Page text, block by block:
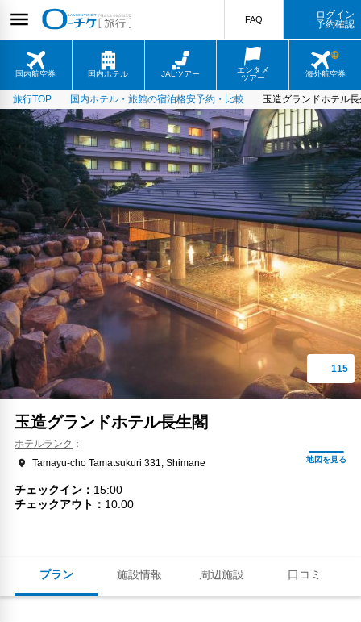
国内航空券 国内ホテル JALツアー
エンタメ
ツアー
海外航空券
FAQ
ログイン
予約確認
旅行TOP 国内ホテル・旅館の宿泊格安予約・比較 玉造グランドホテル
プラン 施設情報 周辺施設 口コミ
玉造グランドホテル長生閣
ホテルランク
Tamayu-cho Tamatsukuri 331, Shimane
チェックイン
15:00
チェックアウト
10:00